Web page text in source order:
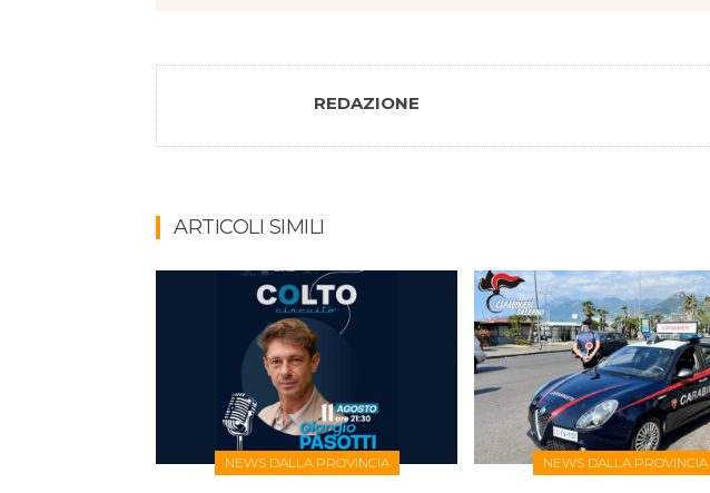
REDAZIONE
ARTICOLI SIMILI
NEWS DALLA PROVINCIA NEWS DALLA PROVINCIA